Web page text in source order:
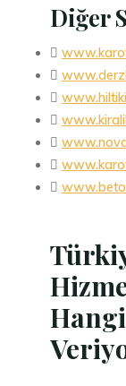
Diğer






